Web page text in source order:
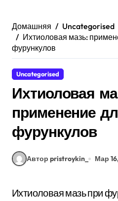
Домашняя
Uncategorised
Ихтиоловая мазь:
фурункулов
Uncategorised
Ихтиоловая
применение
фурункулов
Автор pristroykin_ Мар
Ихтиоловая мазь при фурункулах – это